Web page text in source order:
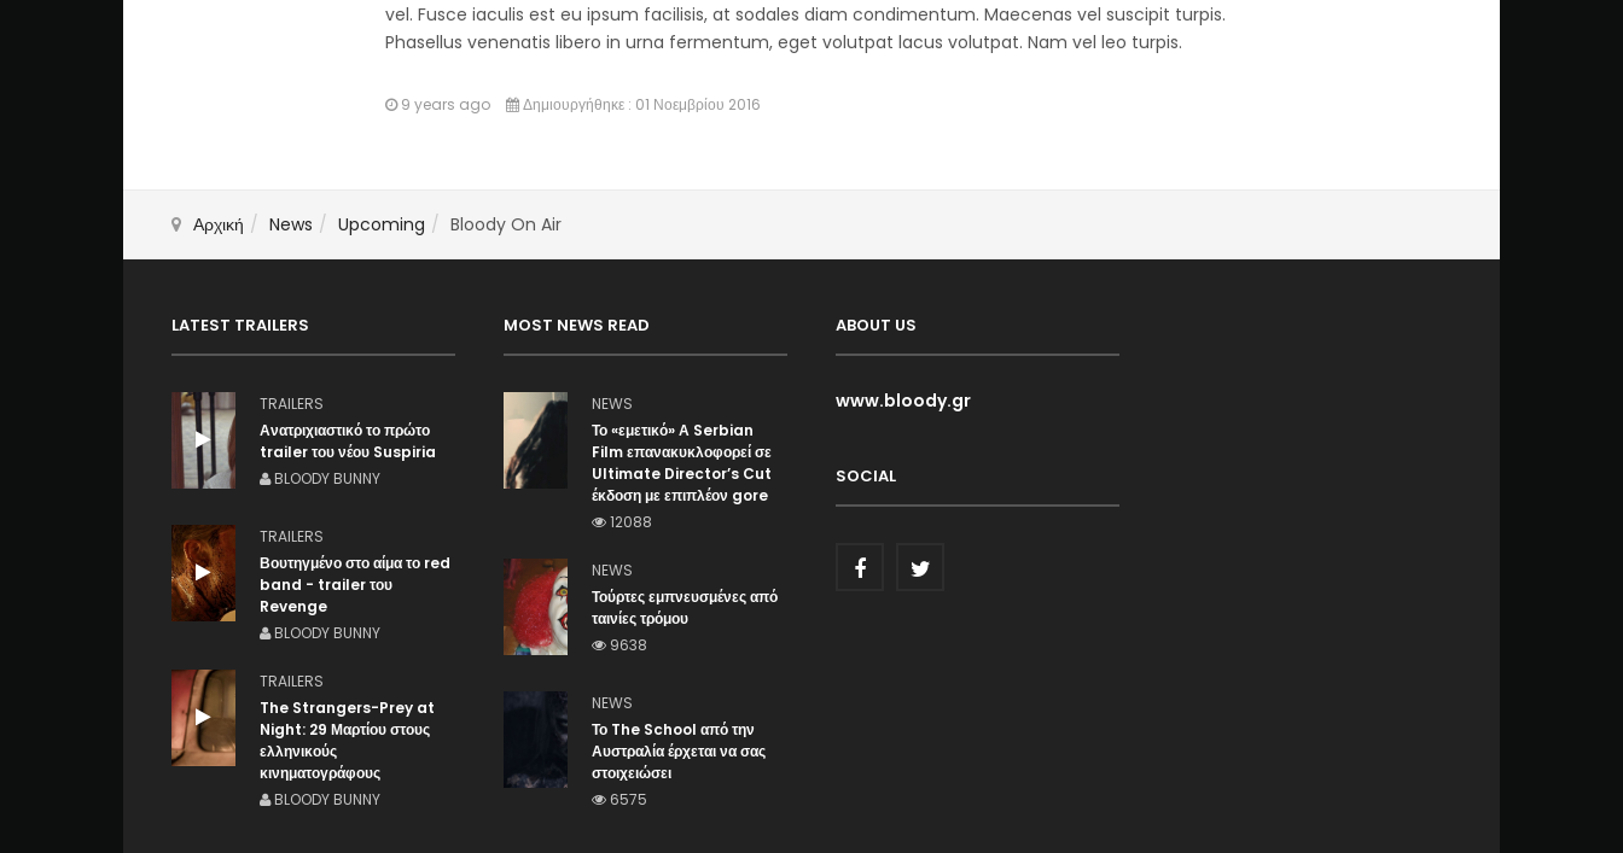
vel. Fusce iaculis est eu ipsum facilisis, at sodales diam condimentum. Maecenas vel suscipit turpis.
Phasellus venenatis libero in urna fermentum, eget volutpat lacus volutpat. Nam vel leo turpis.
9 years ago Δημιουργήθηκε : 01 Νοεμβρίου 2016
Αρχική News Upcoming Bloody On Air
LATEST TRAILERS
TRAILERS
Ανατριχιαστικό το πρώτο
trailer του νέου Suspiria
BLOODY BUNNY
TRAILERS
Βουτηγμένο στο αίμα το red
band - trailer του
Revenge
BLOODY BUNNY
TRAILERS
The Strangers-Prey at
Night: 29 Μαρτίου στους
ελληνικούς
κινηματογράφους
BLOODY BUNNY
MOST NEWS READ
NEWS
Το «εμετικό» Α Serbian
Film επανακυκλοφορεί σε
Ultimate Director’s Cut
έκδοση με επιπλέον gore
12088
NEWS
Τούρτες εμπνευσμένες από
ταινίες τρόμου
9638
NEWS
Το The School από την
Αυστραλία έρχεται να σας
στοιχειώσει
6575
ABOUT US
www.bloody.gr
SOCIAL